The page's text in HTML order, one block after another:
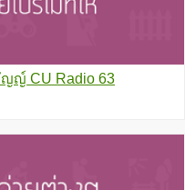
ญญ์ CU Radio 63